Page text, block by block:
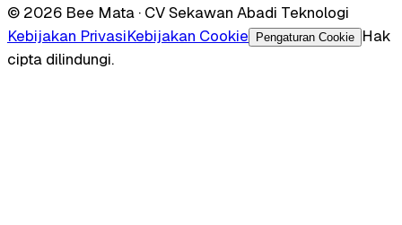
© 2026 Bee Mata · CV Sekawan Abadi Teknologi
Kebijakan PrivasiKebijakan Cookie Pengaturan Cookie
Hak
cipta dilindungi.